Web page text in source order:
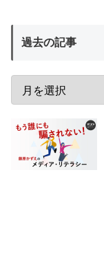
過去の記事